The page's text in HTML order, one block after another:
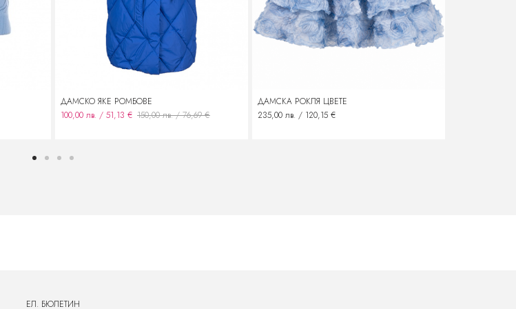
ДАМСКО ЯКЕ РОМБОВЕ
100,00 лв. / 51,13 € 150,00 лв. / 76,69 €
ДАМСКА РОКЛЯ ЦВЕТЕ
235,00 лв. / 120,15 €
ЕЛ. БЮЛЕТИН